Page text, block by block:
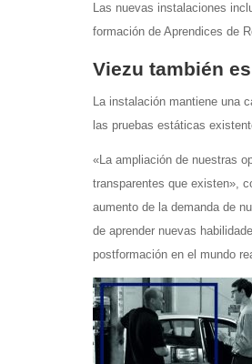
Las nuevas instalaciones
formación de Aprendices de
Viezu también
La instalación mantiene una
las pruebas estáticas
«La ampliación de nuestras
transparentes que existen»,
aumento de la demanda de
de aprender nuevas
postformación en el mundo